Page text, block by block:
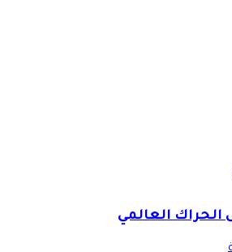
الحراك العالمي